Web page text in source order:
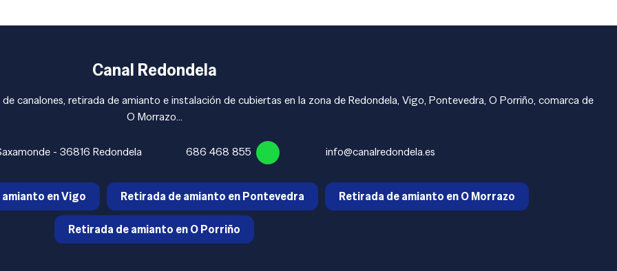
Canal Redondela
canalones, retirada de amianto e instalación de cubiertas en la zona de Redondela, Vigo, Pontevedra, O Porriño, comarca de
O Morrazo...
- 36816 Redondela 686 468 855 info@canalredondela.es
en Vigo Retirada de amianto en Pontevedra Retirada de amianto en O Morrazo
Retirada de amianto en O Porriño